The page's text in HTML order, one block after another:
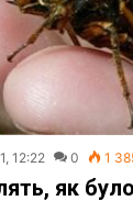
12:22 0 1
як